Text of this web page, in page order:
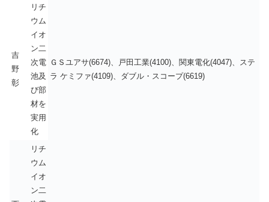
ＧＳユアサ(6674)、戸田工業(4100)、関東電化(4047)、ステ
ラ ケミファ(4109)、ダブル・スコープ(6619)
吉
野
彰
リチ
ウム
イオ
ン二
次電
池及
び部
材を
実用
化
リチ
ウム
イオ
ン二